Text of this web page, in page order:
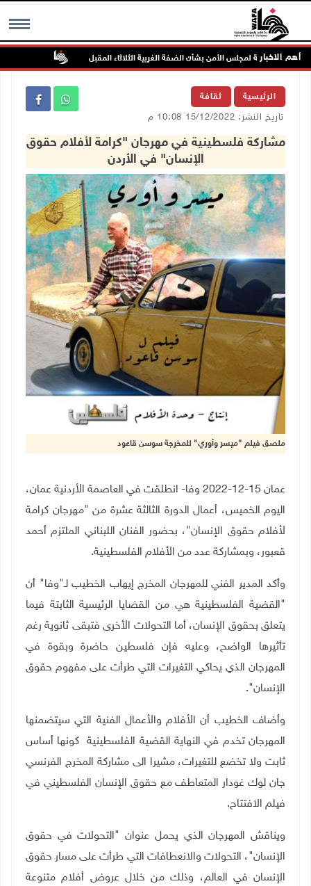
MENU أهم الاخبار
جلسة لمجلس الأمن بشأن الضفة الغربية الثلاثاء المقبل
الرئيسية ثقافة
تاريخ النشر: 15/12/2022 10:08 م
مشاركة فلسطينية في مهرجان "كرامة لأفلام حقوق
الإنسان" في الأردن
ملصق فيلم "ميسر وأوري" للمخرجة سوسن قاعود
عمان 15-12-2022 وفا- انطلقت في العاصمة الأردنية عمان،
اليوم الخميس، أعمال الدورة الثالثة عشرة من "مهرجان كرامة
لأفلام حقوق الإنسان"، بحضور الفنان اللبناني الملتزم أحمد
قعبور، وبمشاركة عدد من الأفلام الفلسطينية.
وأكد المدير الفني للمهرجان المخرج إيهاب الخطيب لـ"وفا" أن
"القضية الفلسطينية هي من القضايا الرئيسية الثابتة فيما
يتعلق بحقوق الإنسان، أما التحولات الأخرى فتبقى ثانوية رغم
تأثيرها الواضح، وعليه فإن فلسطين حاضرة وبقوة في
المهرجان الذي يحاكي التغيرات التي طرأت على مفهوم حقوق
الإنسان"
.
وأضاف الخطيب أن الأفلام والأعمال الفنية التي سيتضمنها
المهرجان تخدم في النهاية القضية الفلسطينية كونها أساس
ثابت ولا تخضع للتغيرات، مشيرا الى مشاركة المخرج الفرنسي
جان لوك غودار المتعاطف مع حقوق الإنسان الفلسطيني في
فيلم الافتتاح.
ويناقش المهرجان الذي يحمل عنوان "التحولات في حقوق
الإنسان"، التحولات والانعطافات التي طرأت على مسار حقوق
الإنسان في العالم، وذلك من خلال عروض أفلام متنوعة